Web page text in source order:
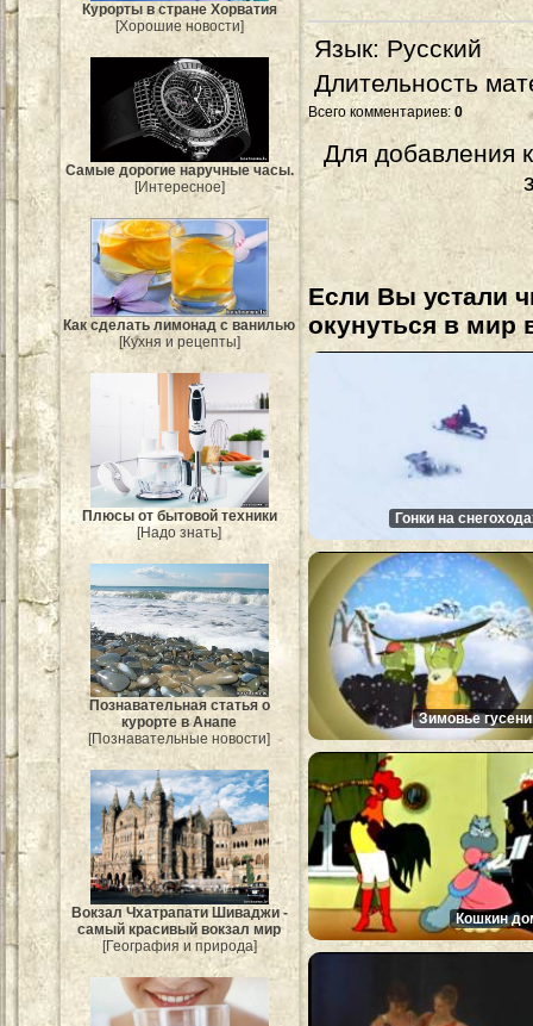
Курорты в стране Хорватия
[Хорошие новости]
Самые дорогие наручные часы.
[Интересное]
Как сделать лимонад с ванилью
[Кухня и рецепты]
Плюсы от бытовой техники
[Надо знать]
Познавательная статья о
курорте в Анапе
[Познавательные новости]
Вокзал Чхатрапати Шиваджи -
самый красивый вокзал мир
[География и природа]
Язык: Русский
Длительность
Всего комментариев: 0
Для добавления
Если Вы устали
окунуться в мир
Гонки на
Зимовье
Кошкин